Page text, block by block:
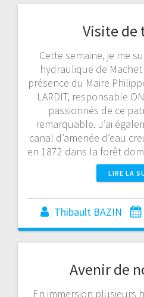
Visite de
Cette semaine, je me
hydraulique de
présence du Maire
LARDIT, responsable
passionnés de ce
remarquable. J’ai
canal d’amenée d’eau
en 1872 dans la forêt
LIRE LA
Thibault BAZIN
Avenir de
En immersion plusieurs